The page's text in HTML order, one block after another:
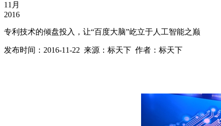
11月
2016
专利技术的倾盘投入，让“百度大脑”屹立于人工智能之巅
发布时间：2016-11-22 来源：标天下 作者：标天下